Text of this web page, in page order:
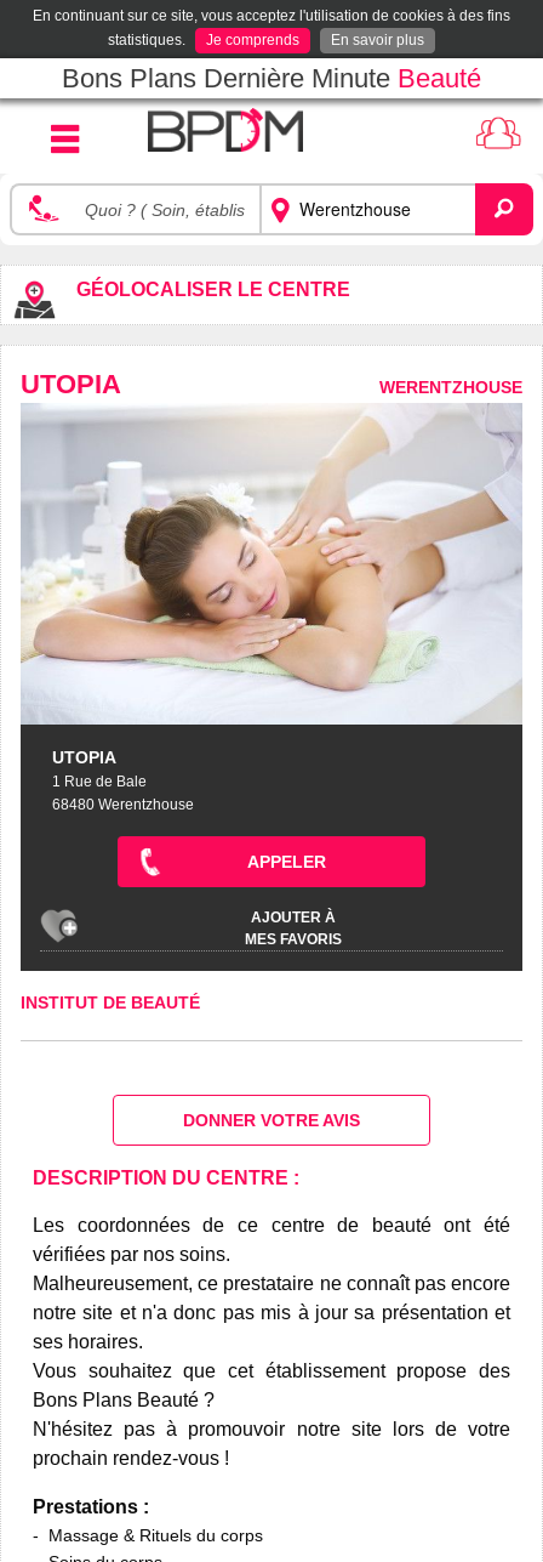
En continuant sur ce site, vous acceptez l'utilisation de cookies à des fins
statistiques.
Je comprends En savoir plus
Bons Plans Dernière Minute Beauté
GÉOLOCALISER LE CENTRE
UTOPIA WERENTZHOUSE
UTOPIA
1 Rue de Bale
68480 Werentzhouse
APPELER
AJOUTER À
MES FAVORIS
INSTITUT DE BEAUTÉ
DONNER VOTRE AVIS
DESCRIPTION DU CENTRE :
Les coordonnées de ce centre de beauté ont été
vérifiées par nos soins.
Malheureusement, ce prestataire ne connaît pas encore
notre site et n'a donc pas mis à jour sa présentation et
ses horaires.
Vous souhaitez que cet établissement propose des
Bons Plans Beauté ?
N'hésitez pas à promouvoir notre site lors de votre
prochain rendez-vous !
Prestations :
Massage & Rituels du corps